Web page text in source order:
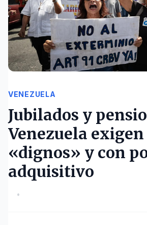
VENEZUELA
Jubilados y
Venezuela
«dignos» y con
adquisitivo
•